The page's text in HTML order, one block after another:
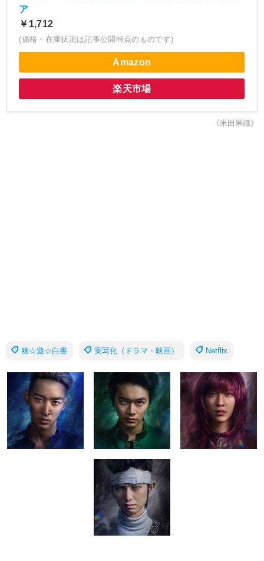
ア
￥1,712
(価格・在庫状況は記事公開時点のものです)
Amazon
楽天市場
《米田果織》
幽☆遊☆白書 実写化（ドラマ・映画） Netflix